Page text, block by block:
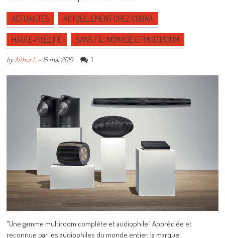
ACTUALITÉS ACTUELLEMENT CHEZ COBRA
HAUTE-FIDÉLITÉ SANS FIL, NOMADE ET MULTIROOM
byArthur L. - 15 mai 2019 1
"Une gamme multiroom complète et audiophile" Appréciée et
reconnue par les audiophiles du monde entier, la marque